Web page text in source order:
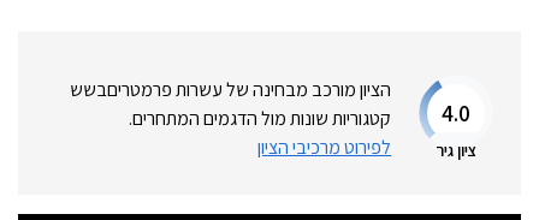
4.0
ציון גיר
הציון מורכב מבחינה של עשרות פרמטריםבשש
קטגוריות שונות מול הדגמים המתחרים.
לפירוט מרכיבי הציון